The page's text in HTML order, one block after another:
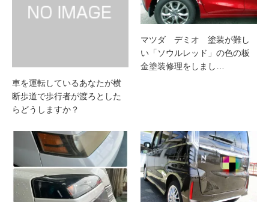
車を運転しているあなたが横
断歩道で歩行者が渡ろとした
らどうしますか？
マツダ デミオ 塗装が難し
い「ソウルレッド」の色の板
金塗装修理をしまし…